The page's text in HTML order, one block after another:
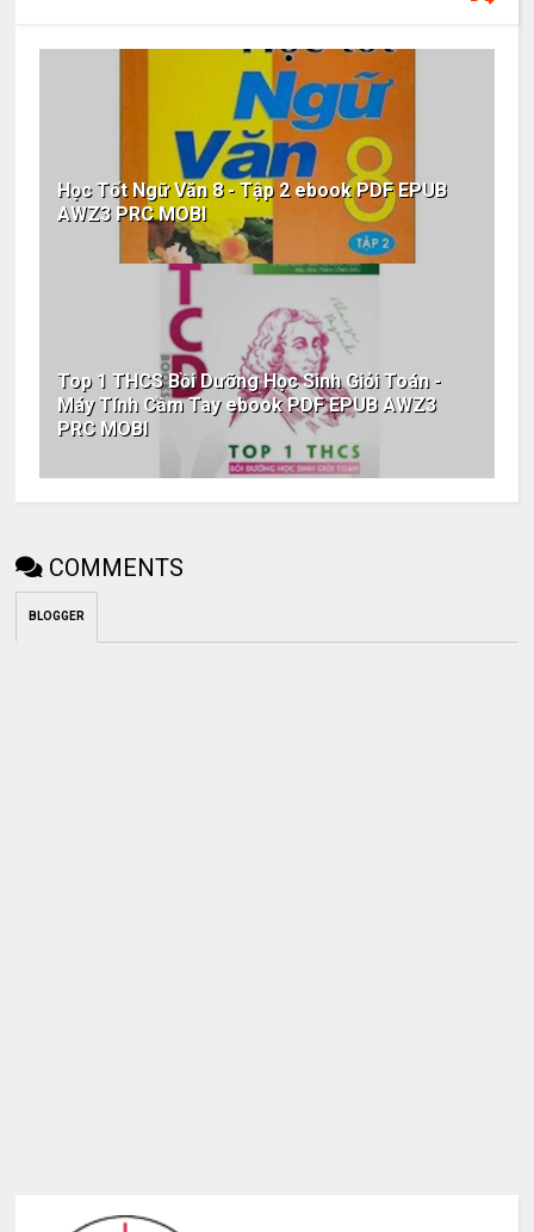
Học Tốt Ngữ Văn 8 - Tập 2 ebook PDF EPUB
AWZ3 PRC MOBI
Top 1 THCS Bồi Dưỡng Học Sinh Giỏi Toán -
Máy Tính Cầm Tay ebook PDF EPUB AWZ3
PRC MOBI
COMMENTS
BLOGGER